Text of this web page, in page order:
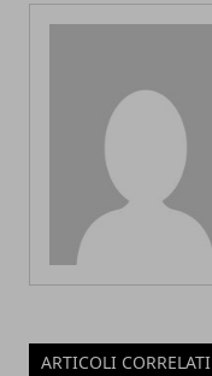
ARTICOLI CORRELATI